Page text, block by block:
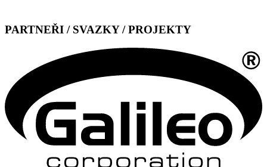
PARTNEŘI / SVAZKY / PROJEKTY